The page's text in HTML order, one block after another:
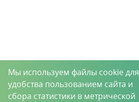
Мы используем файлы cookie для
удобства пользованием сайта и
сбора статистики в метрической